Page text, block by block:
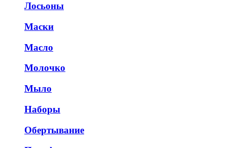
Лосьоны
Маски
Масло
Молочко
Мыло
Наборы
Обертывание